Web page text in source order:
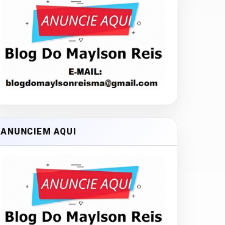
ANUNCIEM AQUI